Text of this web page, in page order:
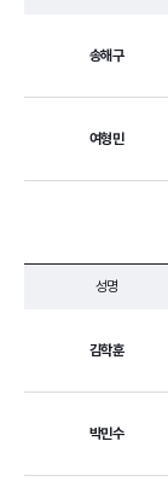
송해구
여형민
성명
김학훈
박민수